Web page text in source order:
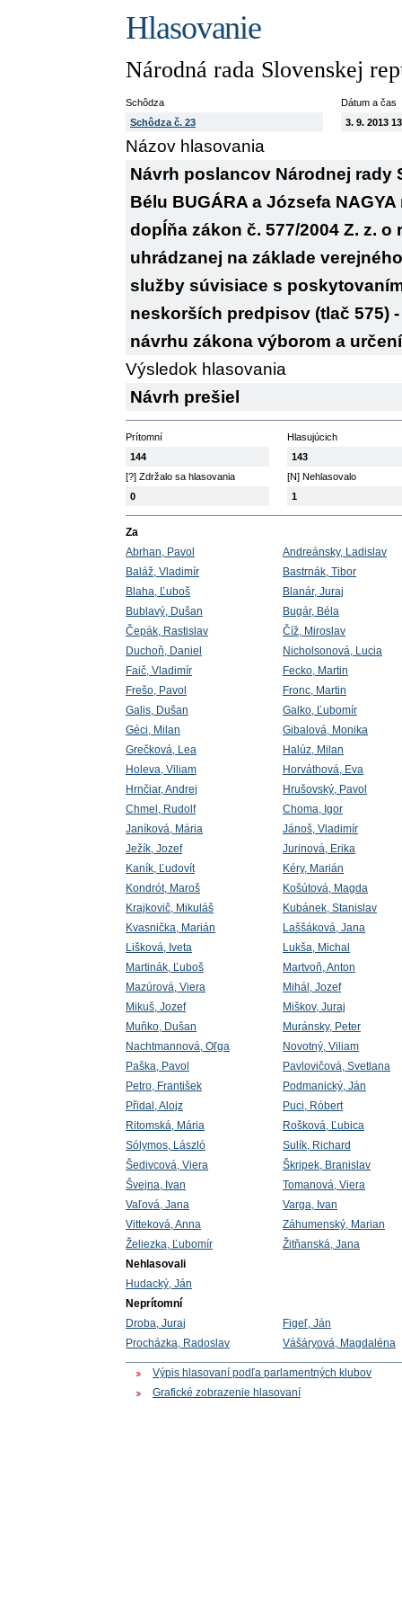
Hlasovanie
Národná rada Slovenskej
Schôdza
Schôdza č. 23
Dátum a čas
3. 9. 2013
Názov hlasovania
Návrh poslancov Národnej rady
Bélu BUGÁRA a Józsefa
dopĺňa zákon č. 577/2004 Z. z.
uhrádzanej na základe
služby súvisiace s
neskorších predpisov (tlač 575)
návrhu zákona výborom a
Výsledok hlasovania
Návrh prešiel
Prítomní
144
Hlasujúcich
143
[?] Zdržalo sa hlasovania
0
[N] Nehlasovalo
1
Za
Abrhan, Pavol
Andreánsky, Ladislav
Baláž, Vladimír
Bastrnák, Tibor
Blaha, Ľuboš
Blanár, Juraj
Bublavý, Dušan
Bugár, Béla
Čepák, Rastislav
Číž, Miroslav
Duchoň, Daniel
Nicholsonová, Lucia
Faič, Vladimír
Fecko, Martin
Frešo, Pavol
Fronc, Martin
Galis, Dušan
Galko, Ľubomír
Géci, Milan
Gibalová, Monika
Grečková, Lea
Halúz, Milan
Holeva, Viliam
Horváthová, Eva
Hrnčiar, Andrej
Hrušovský, Pavol
Chmel, Rudolf
Choma, Igor
Janíková, Mária
Jánoš, Vladimír
Ježík, Jozef
Jurinová, Erika
Kaník, Ľudovít
Kéry, Marián
Kondrót, Maroš
Košútová, Magda
Krajkovič, Mikuláš
Kubánek, Stanislav
Kvasnička, Marián
Laššáková, Jana
Lišková, Iveta
Lukša, Michal
Martinák, Ľuboš
Martvoň, Anton
Mazúrová, Viera
Mihál, Jozef
Mikuš, Jozef
Miškov, Juraj
Muňko, Dušan
Muránsky, Peter
Nachtmannová, Oľga
Novotný, Viliam
Paška, Pavol
Pavlovičová, Svetlana
Petro, František
Podmanický, Ján
Přidal, Alojz
Puci, Róbert
Ritomská, Mária
Rošková, Ľubica
Sólymos, László
Sulík, Richard
Šedivcová, Viera
Škripek, Branislav
Švejna, Ivan
Tomanová, Viera
Vaľová, Jana
Varga, Ivan
Vitteková, Anna
Záhumenský, Marian
Želiezka, Ľubomír
Žitňanská, Jana
Nehlasovali
Hudacký, Ján
Neprítomní
Droba, Juraj
Figeľ, Ján
Procházka, Radoslav
Vášáryová, Magdaléna
Výpis hlasovaní podľa parlamentných klubov
Grafické zobrazenie hlasovaní